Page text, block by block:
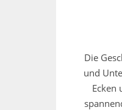
Die
und
Ecken